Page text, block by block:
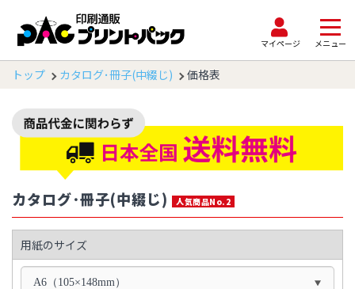
マイページ メニュー
トップ カタログ･冊子(中綴じ) 価格表
カタログ･冊子(中綴じ) 人気商品No.2
用紙のサイズ
A6（105×148mm）